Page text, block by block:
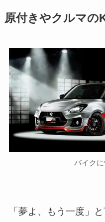
原付きやクルマの
バイク
「夢よ、もう一度」